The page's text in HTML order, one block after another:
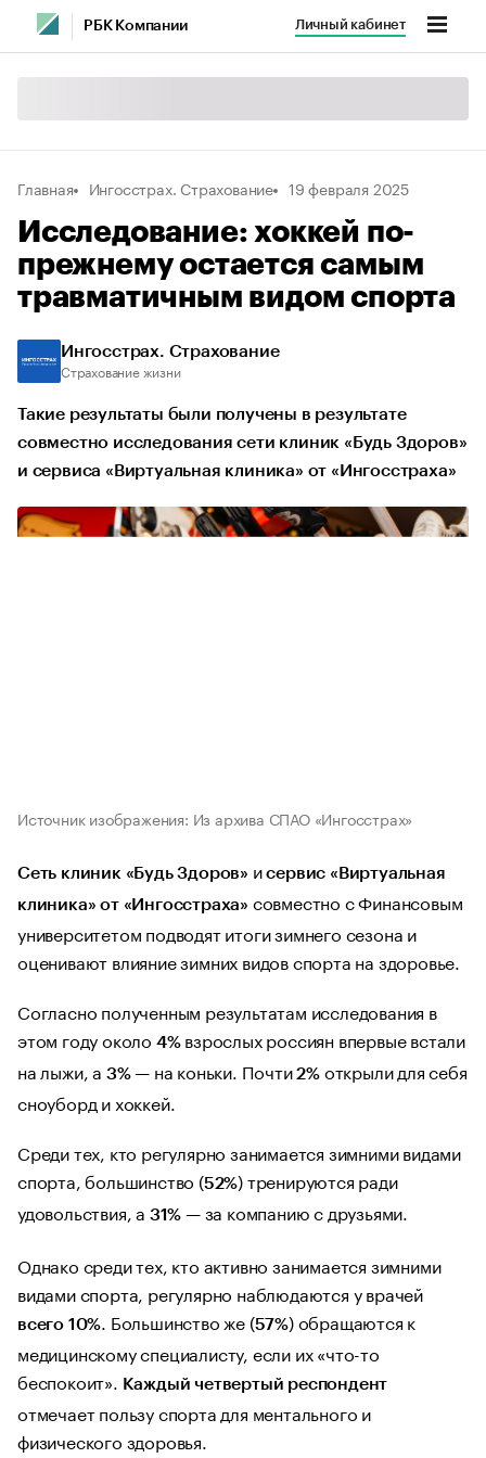
РБК Компании Личный кабинет
Главная Ингосстрах. Страхование 19 февраля 2025
Исследование: хоккей по-
прежнему остается самым
травматичным видом спорта
Ингосстрах. Страхование
Страхование жизни
Такие результаты были получены в результате
совместно исследования сети клиник «Будь Здоров»
и сервиса «Виртуальная клиника» от «Ингосстраха»
Источник изображения: Из архива СПАО «Ингосстрах»
Сеть клиник «Будь Здоров» исервис «Виртуальная
клиника» от «Ингосстраха» совместно с Финансовым
университетом подводят итоги зимнего сезона и
оценивают влияние зимних видов спорта на здоровье.
Согласно полученным результатам исследования в
этом году около 4%взрослых россиян впервые встали
на лыжи, а 3%— на коньки. Почти2% открыли для себя
сноуборд и хоккей.
Среди тех, кто регулярно занимается зимними видами
спорта, большинство (52%) тренируются ради
удовольствия, а 31% — за компанию с друзьями.
Однако среди тех, кто активно занимается зимними
видами спорта, регулярно наблюдаются у врачей
всего 10%. Большинство же (57%) обращаются к
медицинскому специалисту, если их «что-то
беспокоит». Каждый четвертый респондент
отмечает пользу спорта для ментального и
физического здоровья.